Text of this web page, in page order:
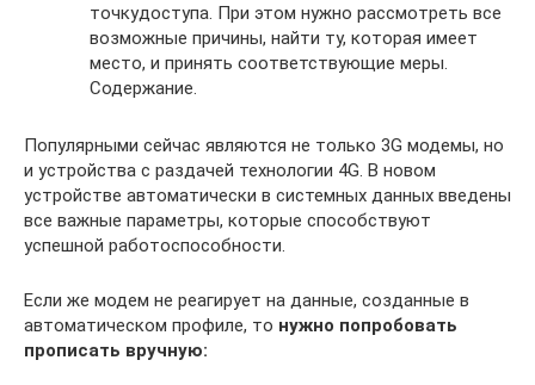
точкудоступа. При этом нужно рассмотреть все
возможные причины, найти ту, которая имеет
место, и принять соответствующие меры.
Содержание.
Популярными сейчас являются не только 3G модемы, но
и устройства с раздачей технологии 4G. В новом
устройстве автоматически в системных данных введены
все важные параметры, которые способствуют
успешной работоспособности.
Если же модем не реагирует на данные, созданные в
автоматическом профиле, то нужно попробовать
прописать вручную: